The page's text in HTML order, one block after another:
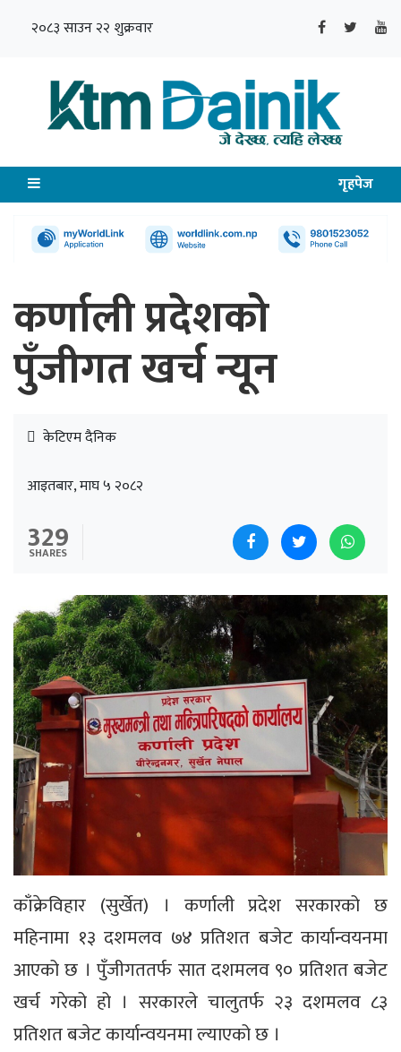
२०८३ साउन २२ शुक्रवार
गृहपेज
कर्णाली प्रदेशको
पुँजीगत खर्च न्यून
केटिएम दैनिक
आइतबार, माघ ५ २०८२
329
SHARES
काँक्रेविहार (सुर्खेत) । कर्णाली प्रदेश सरकारको छ
महिनामा १३ दशमलव ७४ प्रतिशत बजेट कार्यान्वयनमा
आएको छ । पुँजीगततर्फ सात दशमलव ९० प्रतिशत बजेट
खर्च गरेको हो । सरकारले चालुतर्फ २३ दशमलव ८३
प्रतिशत बजेट कार्यान्वयनमा ल्याएको छ ।